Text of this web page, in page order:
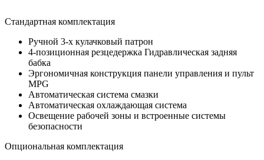
Стандартная комплектация
Ручной 3-х кулачковый патрон
4-позиционная резцедержка Гидравлическая задняя
бабка
Эргономичная конструкция панели управления и пульт
MPG
Автоматическая система смазки
Автоматическая охлаждающая система
Освещение рабочей зоны и встроенные системы
безопасности
Опциональная комплектация